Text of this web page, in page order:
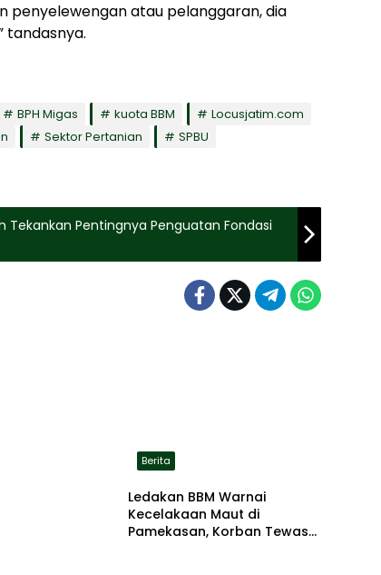
penyelewengan atau pelanggaran, dia
tandasnya.
BPH Migas kuota BBM
Locusjatim.com
Sektor Pertanian SPBU
Tekankan Pentingnya Penguatan Fondasi
Berita
Ledakan BBM Warnai
Kecelakaan Maut di
Pamekasan, Korban Tewas